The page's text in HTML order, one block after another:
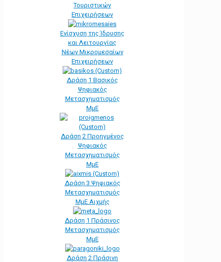
Τουριστικών
Επιχειρήσεων
Ενίσχυση της Ίδρυσης
και Λειτουργίας
Νέων Μικρομεσαίων
Επιχειρήσεων
Δράση 1 Βασικός
Ψηφιακός
Μετασχηματισμός
ΜμΕ
Δράση 2 Προηγμένος
Ψηφιακός
Μετασχηματισμός
ΜμΕ
Δράση 3 Ψηφιακός
Μετασχηματισμός
ΜμΕ Αιχμής
Δράση 1 Πράσινος
Μετασχηματισμός
ΜμΕ
Δράση 2 Πράσινη